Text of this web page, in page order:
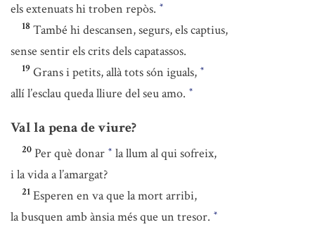
els extenuats hi troben repòs. *
18 També hi descansen, segurs, els captius,
sense sentir els crits dels capatassos.
19 Grans i petits, allà tots són iguals, *
allí l’esclau queda lliure del seu amo. *
Val la pena de viure?
20 Per què donar * la llum al qui sofreix,
i la vida a l’amargat?
21 Esperen en va que la mort arribi,
la busquen amb ànsia més que un tresor. *